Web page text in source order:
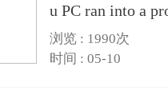
u PC ran into a
巧
浏览 : 1990次
时间 : 05-10